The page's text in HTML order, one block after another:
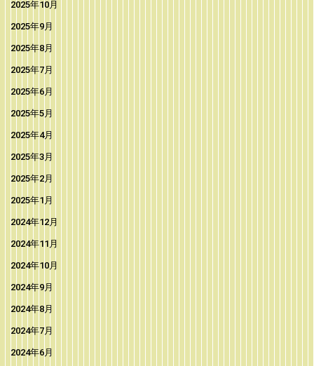
2025年10月
2025年9月
2025年8月
2025年7月
2025年6月
2025年5月
2025年4月
2025年3月
2025年2月
2025年1月
2024年12月
2024年11月
2024年10月
2024年9月
2024年8月
2024年7月
2024年6月